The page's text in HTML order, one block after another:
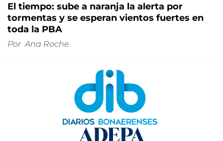
El tiempo: sube a naranja la alerta por
tormentas y se esperan vientos fuertes en
toda la PBA
Por Ana Roche